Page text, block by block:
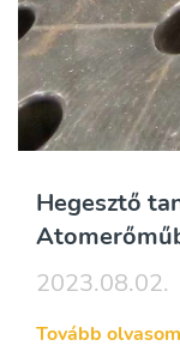
Hegesztő
2023.08.02.
Tovább olvasom